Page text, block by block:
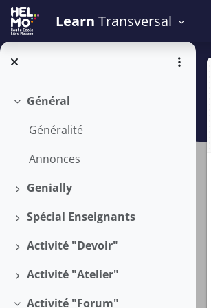
Passer au contenu principal
Learn Transversal
Replier
Général
Généralité
Annonces
Déplier
Genially
Déplier
Spécial Enseignants
Déplier
Activité "Devoir"
Déplier
Activité "Atelier"
Activité "Forum"